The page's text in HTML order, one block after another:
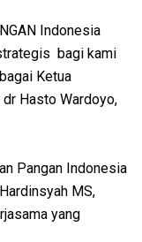
Indonesia
bagi kami
Ketua
dr Hasto Wardoyo,
Pangan Indonesia
MS,
yang